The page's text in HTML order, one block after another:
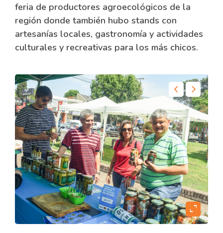
feria de productores agroecológicos de la
región donde también hubo stands con
artesanías locales, gastronomía y actividades
culturales y recreativas para los más chicos.
expand_content